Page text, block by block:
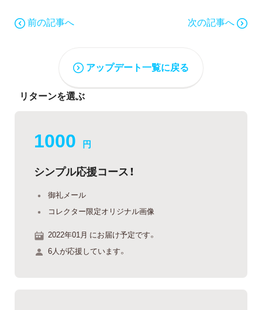
前の記事へ 次の記事へ
アップデート一覧に戻る
リターンを選ぶ
1000 円
シンプル応援コース！
御礼メール
コレクター限定オリジナル画像
2022年01月 にお届け予定です。
6人が応援しています。